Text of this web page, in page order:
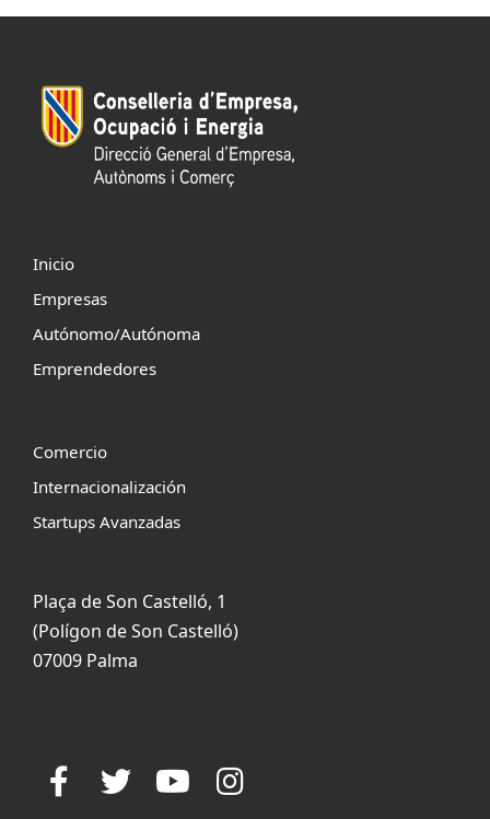
Inicio
Empresas
Autónomo/Autónoma
Emprendedores
Comercio
Internacionalización
Startups Avanzadas
Plaça de Son Castelló, 1
(Polígon de Son Castelló)
07009 Palma